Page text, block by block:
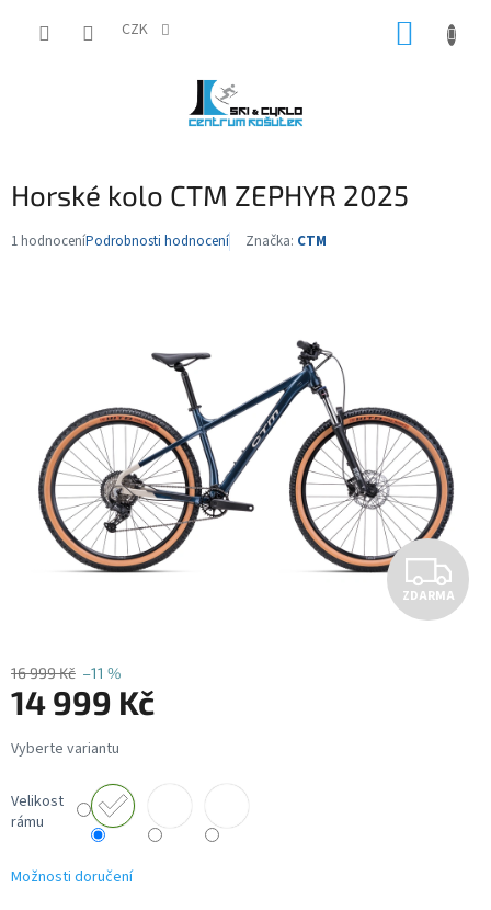
CZK
Horské kolo CTM ZEPHYR 2025
Průměrné
1 hodnoceníPodrobnosti hodnocení Značka: CTM
Z
D
ZDARMA
16 999 Kč –11 %
14 999 Kč
Měrná
cena:
Velikost
rámu
Možnosti doručení